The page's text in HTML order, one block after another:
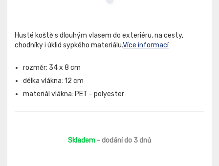
Husté koště s dlouhým vlasem do exteriéru, na cesty,
chodníky i úklid sypkého materiálu.Více informací
rozměr: 34 x 8 cm
délka vlákna: 12 cm
materiál vlákna: PET - polyester
Skladem - dodání do 3 dnů